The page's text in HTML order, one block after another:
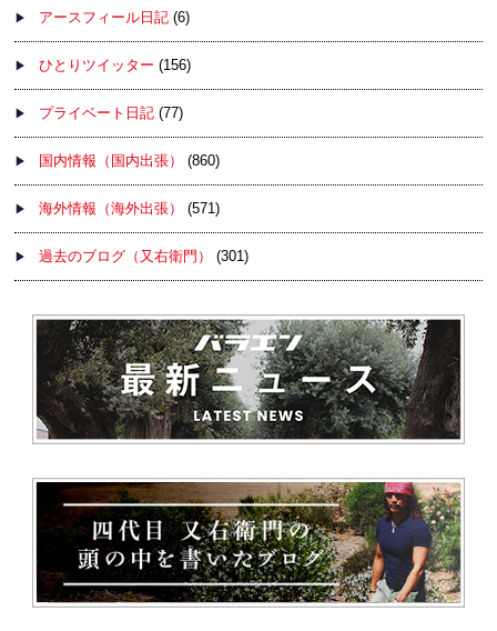
アースフィール日記 (6)
ひとりツイッター (156)
プライベート日記 (77)
国内情報（国内出張） (860)
海外情報（海外出張） (571)
過去のブログ（又右衛門） (301)